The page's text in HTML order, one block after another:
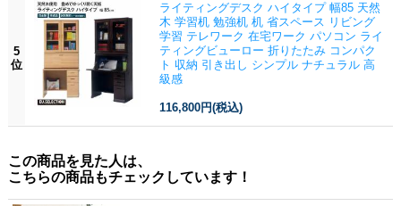
5
位
ライティングデスク ハイタイプ 幅85 天然
木 学習机 勉強机 机 省スペース リビング
学習 テレワーク 在宅ワーク パソコン ライ
ティングビューロー 折りたたみ コンパク
ト 収納 引き出し シンプル ナチュラル 高
級感
116,800円(税込)
この商品を見た人は、
こちらの商品もチェックしています！